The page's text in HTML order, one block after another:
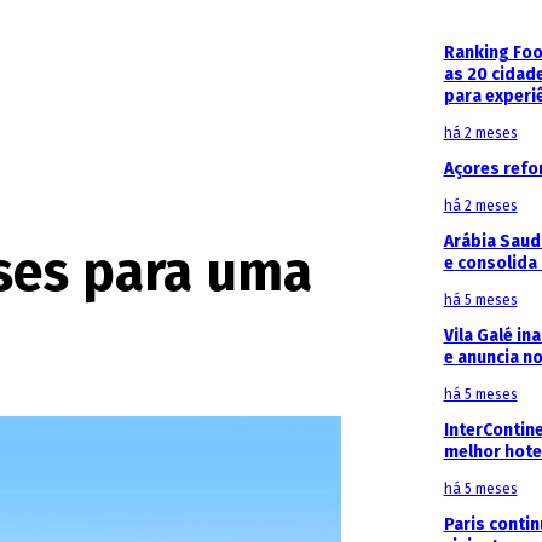
para uma
Ranking
as 20
para
há 2 meses
Açores
há 2 meses
Arábia
e
há 5 meses
Vila Galé
e anuncia
há 5 meses
melhor
há 5 meses
Paris